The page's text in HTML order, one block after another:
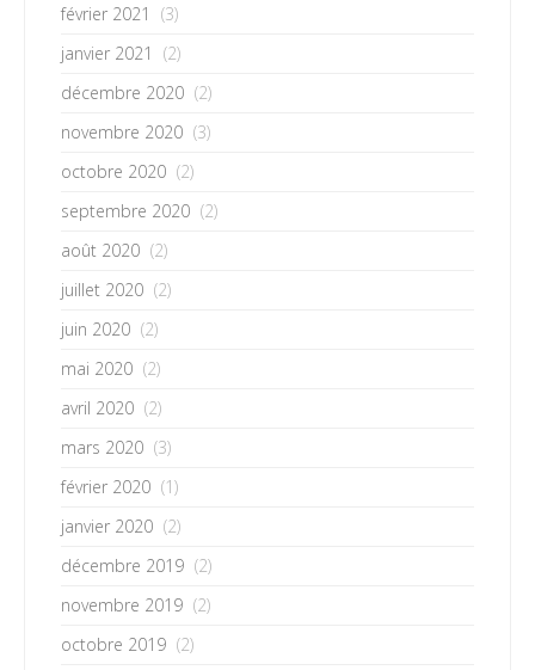
février 2021
(3)
janvier 2021
(2)
décembre 2020 (2)
novembre 2020 (3)
octobre 2020 (2)
septembre 2020 (2)
août 2020 (2)
juillet 2020 (2)
juin 2020 (2)
mai 2020 (2)
avril 2020 (2)
mars 2020 (3)
février 2020 (1)
janvier 2020 (2)
décembre 2019 (2)
novembre 2019 (2)
octobre 2019 (2)